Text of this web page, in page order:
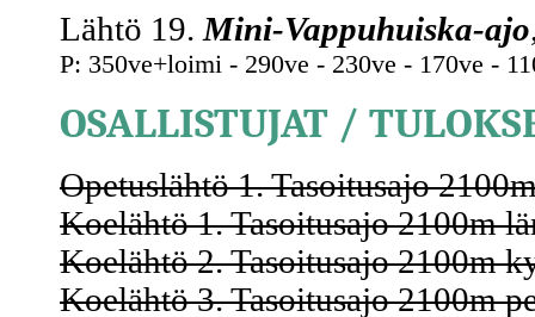
Lähtö 19. Mini-Vappuhuiska-ajo
P: 350ve+loimi - 290ve - 230ve - 170ve -
OSALLISTUJAT /
Opetuslähtö 1. Tasoitusajo
Koelähtö 1. Tasoitusajo 2100m
Koelähtö 2. Tasoitusajo 2100m
Koelähtö 3. Tasoitusajo 2100m